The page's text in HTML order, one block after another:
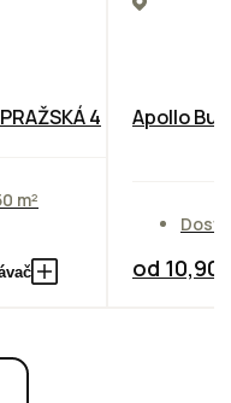
4
m²
Apollo
od 10,90